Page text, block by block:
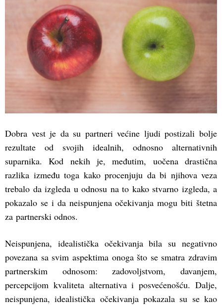
Dobra vest je da su partneri većine ljudi postizali bolje
rezultate od svojih idealnih, odnosno alternativnih
suparnika. Kod nekih je, međutim, uočena drastična
razlika između toga kako procenjuju da bi njihova veza
trebalo da izgleda u odnosu na to kako stvarno izgleda, a
pokazalo se i da neispunjena očekivanja mogu biti štetna
za partnerski odnos.
Neispunjena, idealistička očekivanja bila su negativno
povezana sa svim aspektima onoga što se smatra zdravim
partnerskim odnosom: zadovoljstvom, davanjem,
percepcijom kvaliteta alternativa i posvećenošću. Dalje,
neispunjena, idealistička očekivanja pokazala su se kao